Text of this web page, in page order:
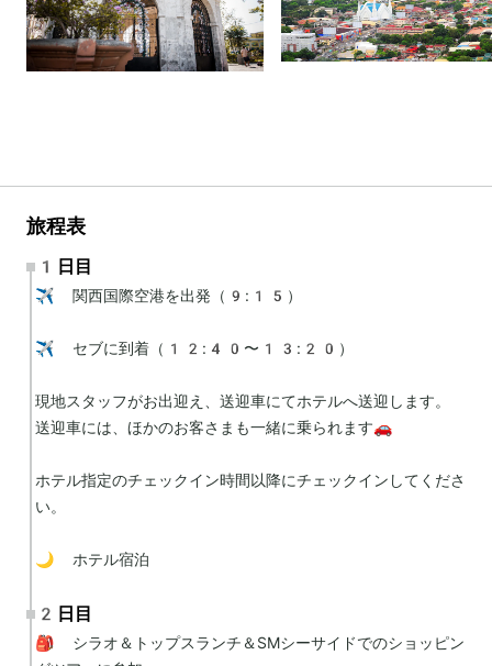
旅程表
1日目
✈️ 関西国際空港を出発（9:15）
✈️ セブに到着（12:40〜13:20）
現地スタッフがお出迎え、送迎車にてホテルへ送迎します。
送迎車には、ほかのお客さまも一緒に乗られます🚗
ホテル指定のチェックイン時間以降にチェックインしてくださ
い。
🌙 ホテル宿泊
2日目
🎒 シラオ＆トップスランチ＆SMシーサイドでのショッピン